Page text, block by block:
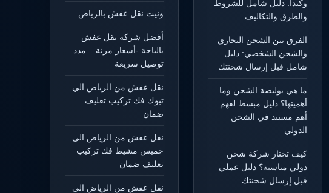
وكندا: دليل شامل للشروط
والطرق والتكاليف
الفرق بين الشحن التجاري
والشحن الشخصي: دليل
شامل قبل إرسال شحنتك
ما هي بوليصة الشحن وما
أهميتها؟ دليل مبسط لفهم
أهم مستند في الشحن
الدولي
كيف تختار شركة شحن
دولي مناسبة؟ دليل عملي
قبل إرسال شحنتك
ونيت نقل عفش بالرياض
أفضل شركة نقل عفش
بالباحة -أسعار مرنة .. مدد
توصيل سريعة
نقل عفش من الرياض الي
تبوك فك تركيب تعليف
ضمان
نقل عفش من الرياض الي
خميس مشيط فك تركيب
تعليف ضمان
نقل عفش من الرياض الي